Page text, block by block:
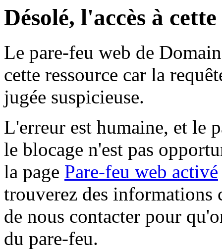
Désolé, l'accès à
Le pare-feu web de
cette ressource car la
jugée suspicieuse.
L'erreur est humaine, et le
le blocage n'est pas
la page Pare-feu web activé
trouverez des informations
de nous contacter pour
du pare-feu.